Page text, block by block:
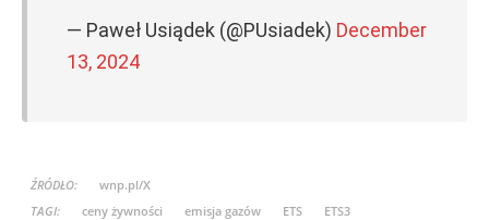
— Paweł Usiądek (@PUsiadek) December
13, 2024
ŹRÓDŁO:
wnp.pl/X
TAGI:
ceny żywności emisja gazów ETS
ETS3